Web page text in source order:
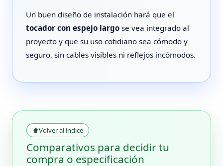
Un buen diseño de instalación hará que el
tocador con espejo largo se vea integrado al
proyecto y que su uso cotidiano sea cómodo y
seguro, sin cables visibles ni reflejos incómodos.
⬆Volver al índice
Comparativos para decidir tu
compra o especificación